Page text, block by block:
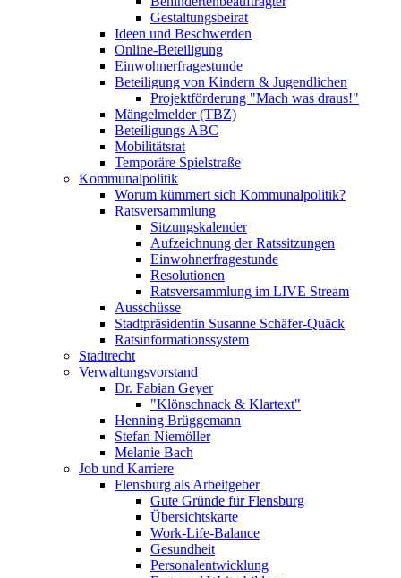
Gestaltungsbeirat
Ideen und Beschwerden
Online-Beteiligung
Einwohnerfragestunde
Beteiligung von Kindern & Jugendlichen
Projektförderung "Mach was draus!"
Mängelmelder (TBZ)
Beteiligungs ABC
Mobilitätsrat
Temporäre Spielstraße
Kommunalpolitik
Worum kümmert sich Kommunalpolitik?
Ratsversammlung
Sitzungskalender
Aufzeichnung der Ratssitzungen
Einwohnerfragestunde
Resolutionen
Ratsversammlung im LIVE Stream
Ausschüsse
Stadtpräsidentin Susanne Schäfer-Quäck
Ratsinformationssystem
Stadtrecht
Verwaltungsvorstand
Dr. Fabian Geyer
"Klönschnack & Klartext"
Henning Brüggemann
Stefan Niemöller
Melanie Bach
Job und Karriere
Flensburg als Arbeitgeber
Gute Gründe für Flensburg
Übersichtskarte
Work-Life-Balance
Gesundheit
Personalentwicklung